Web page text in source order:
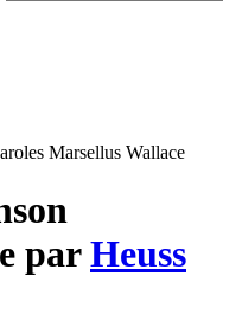
Marsellus Wallace
parHeuss